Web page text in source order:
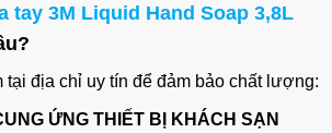
tay 3M Liquid Hand Soap 3,8L
tại địa chỉ uy tín để đảm bảo chất lượng:
ỨNG THIẾT BỊ KHÁCH SẠN